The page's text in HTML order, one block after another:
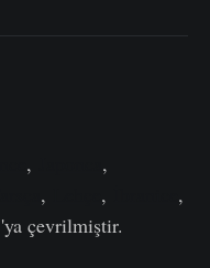
,
,
, ,
,
'ya çevrilmiştir.